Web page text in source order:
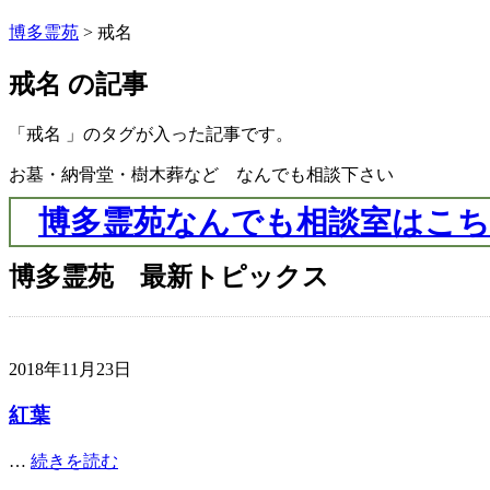
博多霊苑 > 戒名
戒名 の記事
「戒名 」のタグが入った記事です。
お墓・納骨堂・樹木葬など なんでも相談下さい
博多霊苑なんでも相談室はこ
博多霊苑 最新トピックス
2018年11月23日
紅葉
… 続きを読む